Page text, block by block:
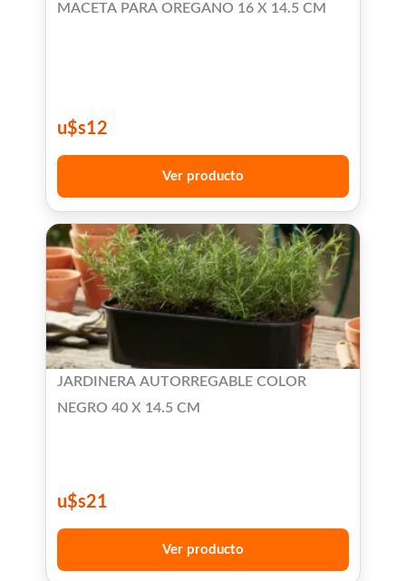
MACETA PARA OREGANO 16 X 14.5 CM
u$s12
Ver producto
JARDINERA AUTORREGABLE COLOR
NEGRO 40 X 14.5 CM
u$s21
Ver producto